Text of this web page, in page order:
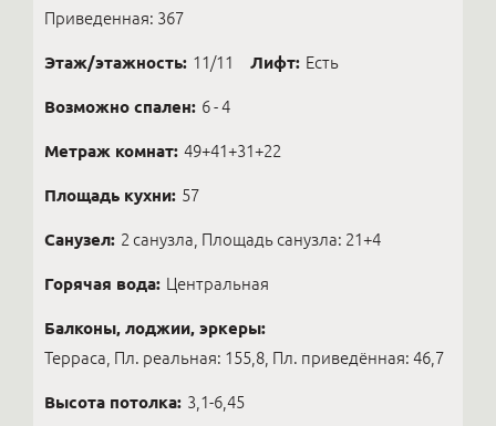
Приведенная: 367
Этаж/этажность: 11/11 Лифт: Есть
Возможно спален: 6 - 4
Метраж комнат: 49+41+31+22
Площадь кухни: 57
Санузел: 2 санузла, Площадь санузла: 21+4
Горячая вода: Центральная
Балконы, лоджии, эркеры:
Терраса, Пл. реальная: 155,8, Пл. приведённая: 46,7
Высота потолка: 3,1-6,45